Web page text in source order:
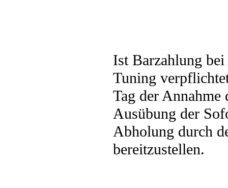
Ist Barzahlung
Tuning
Tag der Annahme
Ausübung der
Abholung durch
bereitzustellen.